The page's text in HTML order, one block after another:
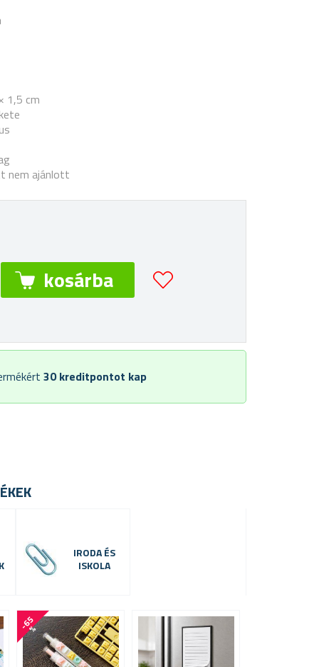
1,5 cm
nem ajánlott
30 kreditpontot kap
IRODA ÉS
ISKOLA
-
6
5
%